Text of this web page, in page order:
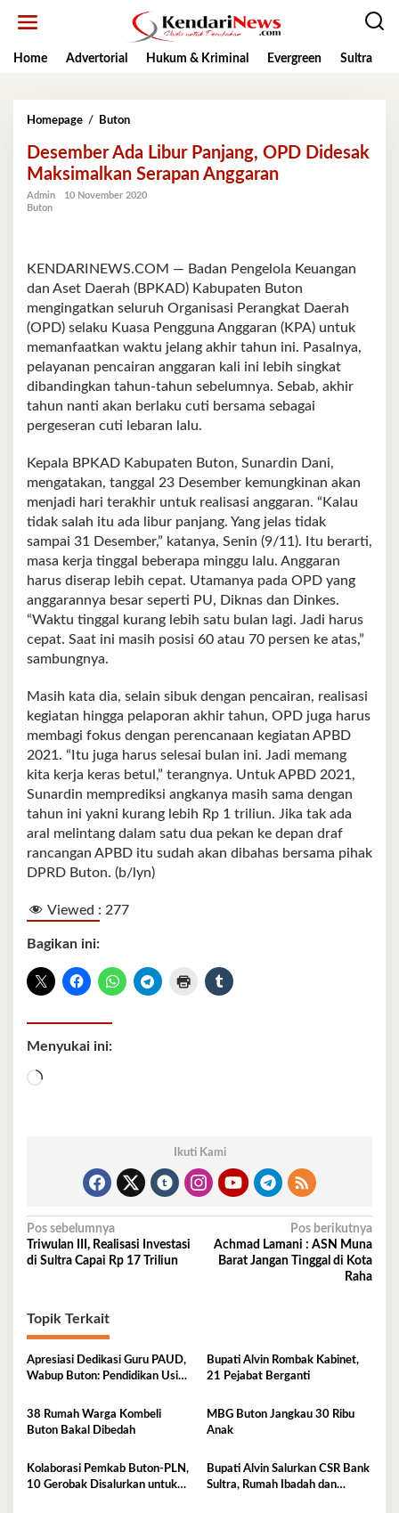
Home
Advertorial Hukum & Kriminal Evergreen Sultra
Homepage / ButonDesember
Libur
Panjang,
OPD
Didesak
Desember Ada Libur Panjang, OPD Didesak
Maksimalkan Serapan Anggaran
Admin
10 November 2020
Buton
KENDARINEWS.COM — Badan Pengelola Keuangan
dan Aset Daerah (BPKAD) Kabupaten Buton
mengingatkan seluruh Organisasi Perangkat Daerah
(OPD) selaku Kuasa Pengguna Anggaran (KPA) untuk
memanfaatkan waktu jelang akhir tahun ini. Pasalnya,
pelayanan pencairan anggaran kali ini lebih singkat
dibandingkan tahun-tahun sebelumnya. Sebab, akhir
tahun nanti akan berlaku cuti bersama sebagai
pergeseran cuti lebaran lalu.
Kepala BPKAD Kabupaten Buton, Sunardin Dani,
mengatakan, tanggal 23 Desember kemungkinan akan
menjadi hari terakhir untuk realisasi anggaran. “Kalau
tidak salah itu ada libur panjang. Yang jelas tidak
sampai 31 Desember,” katanya, Senin (9/11). Itu berarti,
masa kerja tinggal beberapa minggu lalu. Anggaran
harus diserap lebih cepat. Utamanya pada OPD yang
anggarannya besar seperti PU, Diknas dan Dinkes.
“Waktu tinggal kurang lebih satu bulan lagi. Jadi harus
cepat. Saat ini masih posisi 60 atau 70 persen ke atas,”
sambungnya.
Masih kata dia, selain sibuk dengan pencairan, realisasi
kegiatan hingga pelaporan akhir tahun, OPD juga harus
membagi fokus dengan perencanaan kegiatan APBD
2021. “Itu juga harus selesai bulan ini. Jadi memang
kita kerja keras betul,” terangnya. Untuk APBD 2021,
Sunardin memprediksi angkanya masih sama dengan
tahun ini yakni kurang lebih Rp 1 triliun. Jika tak ada
aral melintang dalam satu dua pekan ke depan draf
rancangan APBD itu sudah akan dibahas bersama pihak
DPRD Buton. (b/lyn)
Viewed : 277
Bagikan ini:
Menyukai ini:
Memuat...
Ikuti Kami
Navigasi
pos
Pos sebelumnya
Triwulan III, Realisasi Investasi
di Sultra Capai Rp 17 Triliun
Pos berikutnya
Achmad Lamani : ASN Muna
Barat Jangan Tinggal di Kota
Raha
Topik Terkait
Apresiasi Dedikasi Guru PAUD,
Wabup Buton: Pendidikan Usia
Bupati Alvin Rombak Kabinet,
21 Pejabat Berganti
38 Rumah Warga Kombeli
Buton Bakal Dibedah
MBG Buton Jangkau 30 Ribu
Anak
Kolaborasi Pemkab Buton-PLN,
10 Gerobak Disalurkan untuk
Bupati Alvin Salurkan CSR Bank
Sultra, Rumah Ibadah dan